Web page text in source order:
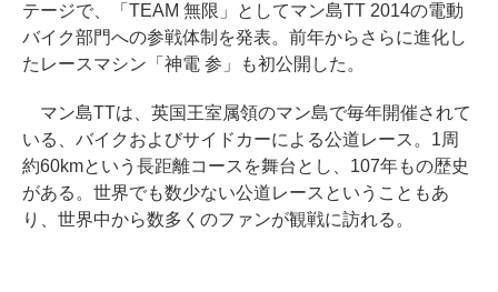
テージで、「TEAM 無限」としてマン島TT 2014の電動
バイク部門への参戦体制を発表。前年からさらに進化し
たレースマシン「神電 参」も初公開した。
マン島TTは、英国王室属領のマン島で毎年開催されて
いる、バイクおよびサイドカーによる公道レース。1周
約60kmという長距離コースを舞台とし、107年もの歴史
がある。世界でも数少ない公道レースということもあ
り、世界中から数多くのファンが観戦に訪れる。